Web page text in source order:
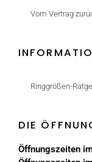
Vom Vertrag
Ringgrößen-
DIE
Öffnungszeiten